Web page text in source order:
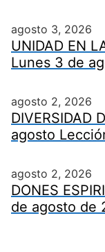
agosto 3, 2026
UNIDAD EN
Lunes 3 de
agosto 2, 2026
DIVERSIDAD
agosto
agosto 2, 2026
DONES
de agosto de